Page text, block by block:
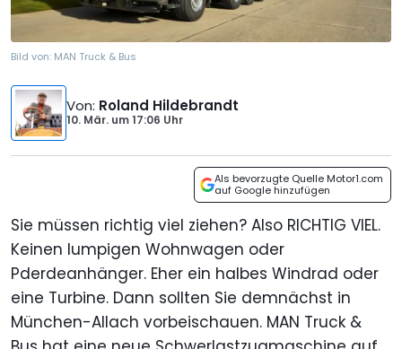
Bild von: MAN Truck & Bus
Von: Roland Hildebrandt
10. Mär. um17:06 Uhr
Als bevorzugte Quelle Motor1.com
auf Google hinzufügen
Sie müssen richtig viel ziehen? Also RICHTIG VIEL.
Keinen lumpigen Wohnwagen oder
Pderdeanhänger. Eher ein halbes Windrad oder
eine Turbine. Dann sollten Sie demnächst in
München-Allach vorbeischauen. MAN Truck &